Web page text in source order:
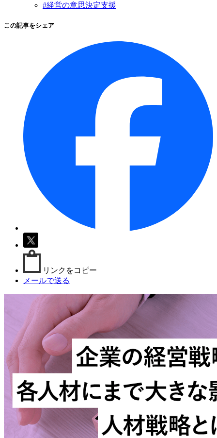
#経営の意思決定支援
この記事をシェア
リンクをコピー
メールで送る